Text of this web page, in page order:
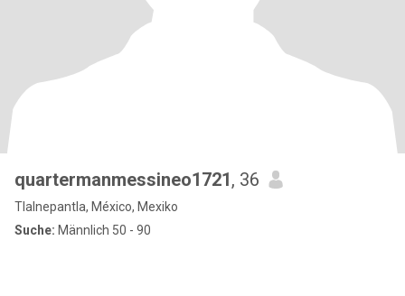
quartermanmessineo1721, 36
Tlalnepantla, México, Mexiko
Suche: Männlich 50 - 90